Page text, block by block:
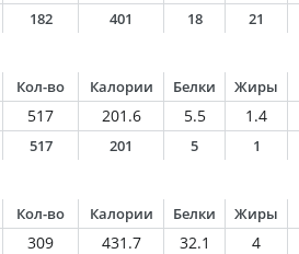
182 401 18 21
Кол-во Калории Белки Жиры
517 201.6 5.5 1.4
517 201 5 1
Кол-во Калории Белки Жиры
309 431.7 32.1 4